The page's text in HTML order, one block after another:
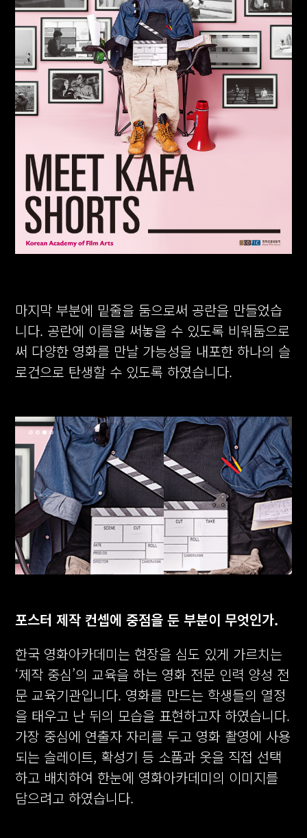
마지막 부분에 밑줄을 둠으로써 공란을 만들었습
니다. 공란에 이름을 써놓을 수 있도록 비워둠으로
써 다양한 영화를 만날 가능성을 내포한 하나의 슬
로건으로 탄생할 수 있도록 하였습니다.
포스터 제작 컨셉에 중점을 둔 부분이 무엇인가.
한국 영화아카데미는 현장을 심도 있게 가르치는
‘제작 중심’의 교육을 하는 영화 전문 인력 양성 전
문 교육기관입니다. 영화를 만드는 학생들의 열정
을 태우고 난 뒤의 모습을 표현하고자 하였습니다.
가장 중심에 연출자 자리를 두고 영화 촬영에 사용
되는 슬레이트, 확성기 등 소품과 옷을 직접 선택
하고 배치하여 한눈에 영화아카데미의 이미지를
담으려고 하였습니다.